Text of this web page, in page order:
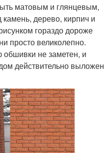
матовым и глянцевым,
дерево, кирпич и
гораздо дороже
просто великолепно.
не заметен, и
действительно выложен